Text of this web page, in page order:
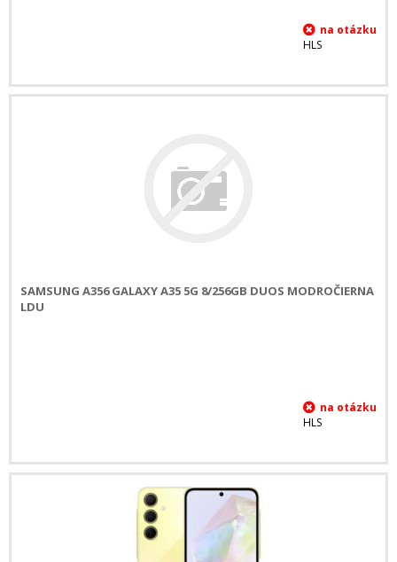
HLS
SAMSUNG A356 GALAXY A35 5G 8/256GB DUOS MODROČIERNA
LDU
HLS